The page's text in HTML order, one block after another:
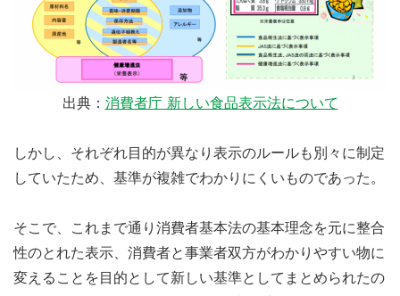
出典： 消費者庁 新しい食品表示法について
しかし、それぞれ目的が異なり表示のルールも別々に制定
していたため、基準が複雑でわかりにくいものであった。
そこで、これまで通り消費者基本法の基本理念を元に整合
性のとれた表示、消費者と事業者双方がわかりやすい物に
変えることを目的として新しい基準としてまとめられたの